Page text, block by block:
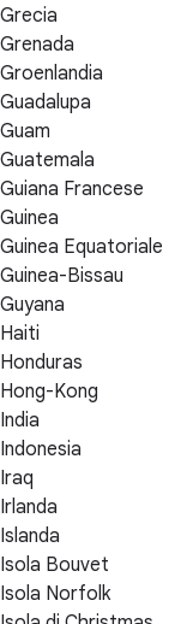
Grecia
Grenada
Groenlandia
Guadalupa
Guam
Guatemala
Guiana Francese
Guinea
Guinea Equatoriale
Guinea-Bissau
Guyana
Haiti
Honduras
Hong-Kong
India
Indonesia
Iraq
Irlanda
Islanda
Isola Bouvet
Isola Norfolk